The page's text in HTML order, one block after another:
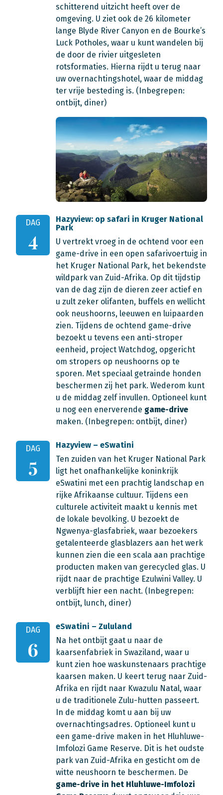
schitterend uitzicht heeft over de
omgeving. U ziet ook de 26 kilometer
lange Blyde River Canyon en de Bourke’s
Luck Potholes, waar u kunt wandelen bij
de door de rivier uitgesleten
rotsformaties. Hierna rijdt u terug naar
uw overnachtingshotel, waar de middag
ter vrije besteding is. (Inbegrepen:
ontbijt, diner)
DAG
4
Hazyview: op safari in Kruger National
Park
U vertrekt vroeg in de ochtend voor een
game-drive in een open safarivoertuig in
het Kruger National Park, het bekendste
wildpark van Zuid-Afrika. Op dit tijdstip
van de dag zijn de dieren zeer actief en
u zult zeker olifanten, buffels en wellicht
ook neushoorns, leeuwen en luipaarden
zien. Tijdens de ochtend game-drive
bezoekt u tevens een anti-stroper
eenheid, project Watchdog, opgericht
om stropers op neushoorns op te
sporen. Met speciaal getrainde honden
beschermen zij het park. Wederom kunt
u de middag zelf invullen. Optioneel kunt
u nog een enerverende game-drive
maken. (Inbegrepen: ontbijt, diner)
DAG
5
Hazyview – eSwatini
Ten zuiden van het Kruger National Park
ligt het onafhankelijke koninkrijk
eSwatini met een prachtig landschap en
rijke Afrikaanse cultuur. Tijdens een
culturele activiteit maakt u kennis met
de lokale bevolking. U bezoekt de
Ngwenya-glasfabriek, waar bezoekers
getalenteerde glasblazers aan het werk
kunnen zien die een scala aan prachtige
producten maken van gerecycled glas. U
rijdt naar de prachtige Ezulwini Valley. U
verblijft hier een nacht. (Inbegrepen:
ontbijt, lunch, diner)
DAG
6
eSwatini – Zululand
Na het ontbijt gaat u naar de
kaarsenfabriek in Swaziland, waar u
kunt zien hoe waskunstenaars prachtige
kaarsen maken. U keert terug naar Zuid-
Afrika en rijdt naar Kwazulu Natal, waar
u de traditionele Zulu-hutten passeert.
In de middag komt u aan bij uw
overnachtingsadres. Optioneel kunt u
een game-drive maken in het Hluhluwe-
Imfolozi Game Reserve. Dit is het oudste
park van Zuid-Afrika en gesticht om de
witte neushoorn te beschermen. De
game-drive in het Hluhluwe-Imfolozi